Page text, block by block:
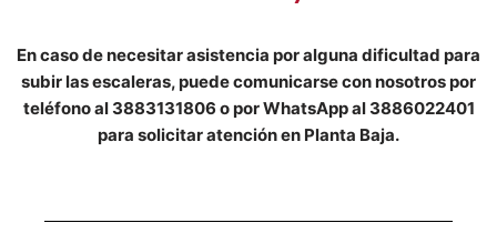
En caso de necesitar asistencia por alguna dificultad para
subir las escaleras, puede comunicarse con nosotros por
teléfono al 3883131806 o por WhatsApp al 3886022401
para solicitar atención en Planta Baja.